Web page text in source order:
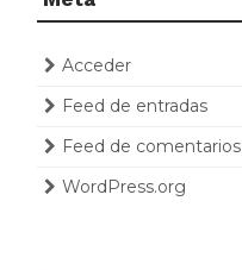
Acceder
Feed de entradas
Feed de comentarios
WordPress.org